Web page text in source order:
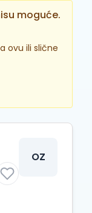
moguće.
ovu ili slične
OZ